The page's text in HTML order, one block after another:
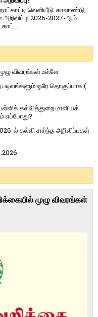
வெளியீடு: காலாண்டு,
2026-2027-ஆம்
விவரங்கள் உள்ளே
ஒரே தொகுப்பாக (
கல்வித்துறை மானியக்
எப்போது?
ல் கல்வி சார்ந்த அறிவிப்புகள்
முழு விவரங்கள்